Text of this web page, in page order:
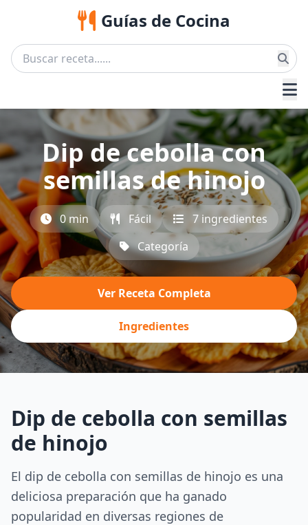
Guías de Cocina
Dip de cebolla con
semillas de hinojo
0 min Fácil
7 ingredientes
Categoría
Ver Receta Completa
Ingredientes
Dip de cebolla con semillas
de hinojo
El dip de cebolla con semillas de hinojo es una
deliciosa preparación que ha ganado
popularidad en diversas regiones de